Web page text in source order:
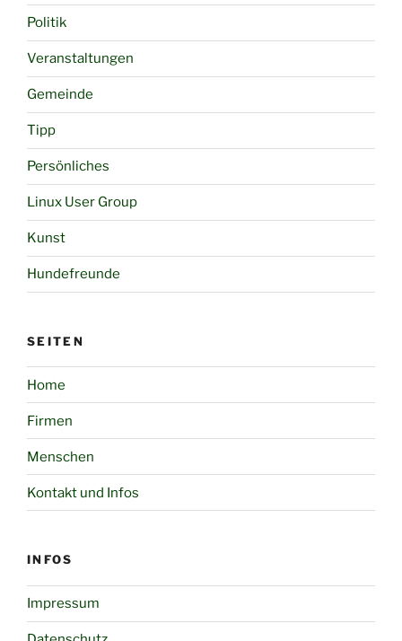
Politik
Veranstaltungen
Gemeinde
Tipp
Persönliches
Linux User Group
Kunst
Hundefreunde
SEITEN
Home
Firmen
Menschen
Kontakt und Infos
INFOS
Impressum